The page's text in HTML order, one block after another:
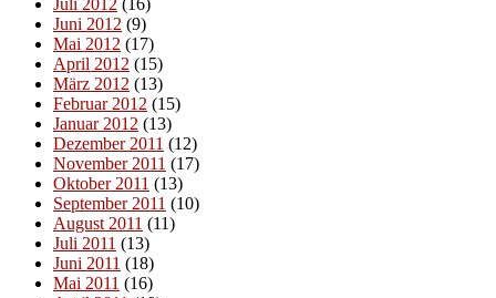
Juli 2012 (16)
Juni 2012 (9)
Mai 2012 (17)
April 2012 (15)
März 2012 (13)
Februar 2012 (15)
Januar 2012 (13)
Dezember 2011 (12)
November 2011 (17)
Oktober 2011 (13)
September 2011 (10)
August 2011 (11)
Juli 2011 (13)
Juni 2011 (18)
Mai 2011 (16)